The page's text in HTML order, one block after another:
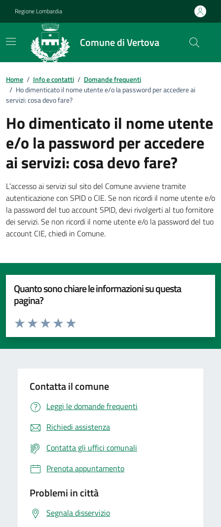
Regione Lombardia
Comune di Vertova
Dettagli FAQ
Home / Info e contatti / Domande frequenti
/ Ho dimenticato il nome utente e/o la password per accedere ai
servizi: cosa devo fare?
Ho dimenticato il nome utente
e/o la password per accedere
ai servizi: cosa devo fare?
L’accesso ai servizi sul sito del Comune avviene tramite
autenticazione con SPID o CIE. Se non ricordi il nome utente e/o
la password del tuo account SPID, devi rivolgerti al tuo fornitore
dei servizi. Se non ricordi il nome utente e/o la password del tuo
account CIE, chiedi in Comune.
Quanto sono chiare le informazioni su questa
pagina?
Valuta da 1 a 5 stelle la pagina
Valuta 5 stelle su 5
Valuta 4 stelle su 5
Valuta 3 stelle su 5
Valuta 2 stelle su 5
Valuta 1 stelle su 5
Contatta il comune
Leggi le domande frequenti
Richiedi assistenza
Contatta gli uffici comunali
Prenota appuntamento
Problemi in città
Segnala disservizio